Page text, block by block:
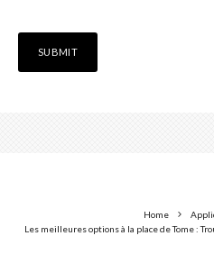
Home
Les meilleures options à la place de Tome :